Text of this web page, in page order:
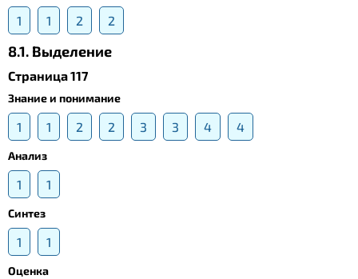
1 1 2 2
8.1. Выделение
Страница 117
Знание и понимание
1 1 2 2 3 3 4 4
Анализ
1 1
Синтез
1 1
Оценка